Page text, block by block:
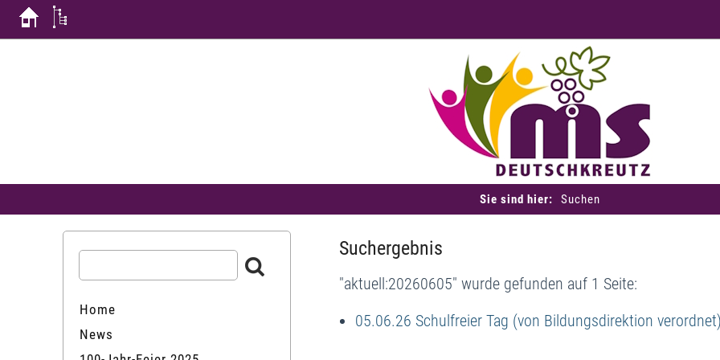
Sie sind hier: Suchen
Suchergebnis
"aktuell:20260605" wurde gefunden auf 1 Seite:
05.06.26 Schulfreier Tag (von Bildungsdirektion
Home
News